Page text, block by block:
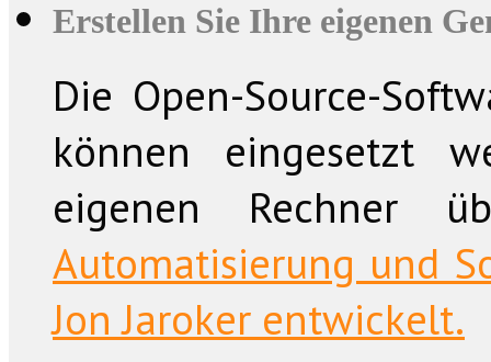
Erstellen Sie Ihre eigenen
Die Open-Source-
können eingesetzt
eigenen Rechner
Automatisierung und
Jon Jaroker entwickelt.